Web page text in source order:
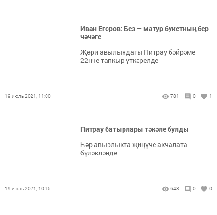
Иван Егоров: Без — матур букетның бер
чәчәге
Җөри авылындагы Питрау бәйрәме
22нче тапкыр үткәрелде
19 июль 2021, 11:00 781 0 1
Питрау батырлары тәкәле булды
Һәр авырлыкта җиңүче акчалата
бүләкләнде
19 июль 2021, 10:15 648 0 0